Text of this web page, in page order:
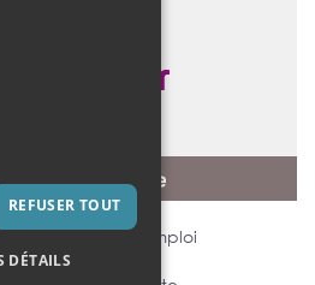
Offres d’emploi
REFUSER TOUT
DÉTAILS